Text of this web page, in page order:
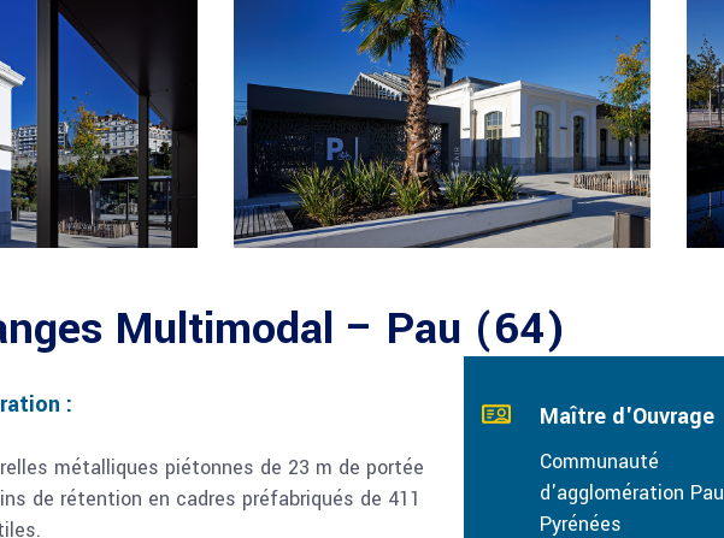
Multimodal – Pau (64)
:
métalliques piétonnes de 23 m de portée
de rétention en cadres préfabriqués de 411
Maître d'Ouvrage
Communauté
d'agglomération Pau
Pyrénées